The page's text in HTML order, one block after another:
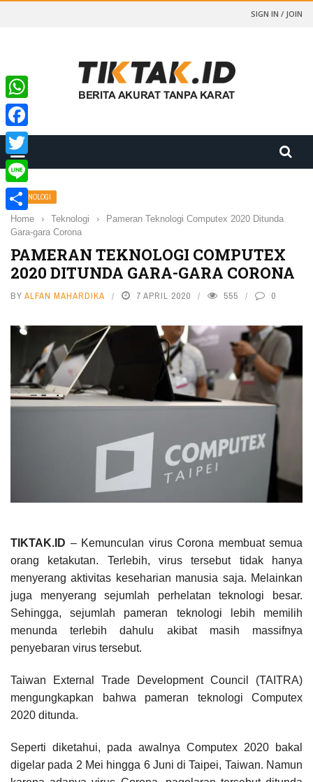
SIGN IN / JOIN
TEKNOLOGI
Home › Teknologi ›
Pameran Teknologi Computex 2020 Ditunda
Gara-gara Corona
PAMERAN TEKNOLOGI COMPUTEX
2020 DITUNDA GARA-GARA CORONA
BY ALFAN MAHARDIKA 7 APRIL 2020 555 0
TIKTAK.ID – Kemunculan virus Corona membuat semua
orang ketakutan. Terlebih, virus tersebut tidak hanya
menyerang aktivitas keseharian manusia saja. Melainkan
juga menyerang sejumlah perhelatan teknologi besar.
Sehingga, sejumlah pameran teknologi lebih memilih
menunda terlebih dahulu akibat masih massifnya
penyebaran virus tersebut.
Taiwan External Trade Development Council (TAITRA)
mengungkapkan bahwa pameran teknologi Computex
2020 ditunda.
Seperti diketahui, pada awalnya Computex 2020 bakal
digelar pada 2 Mei hingga 6 Juni di Taipei, Taiwan. Namun
WhatsApp
Facebook
Twitter
Line
Share